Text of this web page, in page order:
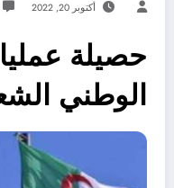
أكتوبر 20, 2022
حصيلة
الوطني